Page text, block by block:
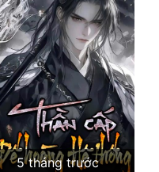
5 tháng trước